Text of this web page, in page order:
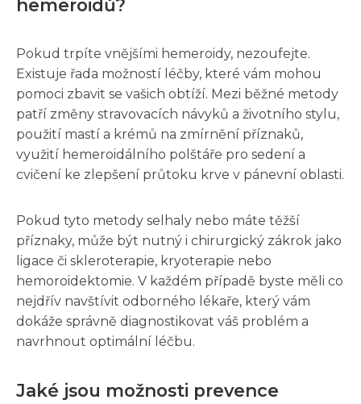
hemeroidů?
Pokud trpíte vnějšími hemeroidy, nezoufejte.
Existuje řada možností léčby, které vám mohou
pomoci zbavit se vašich obtíží. Mezi běžné metody
patří změny stravovacích návyků a životního stylu,
použití mastí a krémů na zmírnění příznaků,
využití hemeroidálního polštáře pro sedení a
cvičení ke zlepšení průtoku krve v pánevní oblasti.
Pokud tyto metody selhaly nebo máte těžší
příznaky, může být nutný i chirurgický zákrok jako
ligace či skleroterapie, kryoterapie nebo
hemoroidektomie. V každém případě byste měli co
nejdřív navštívit odborného lékaře, který vám
dokáže správně diagnostikovat váš problém a
navrhnout optimální léčbu.
Jaké jsou možnosti prevence